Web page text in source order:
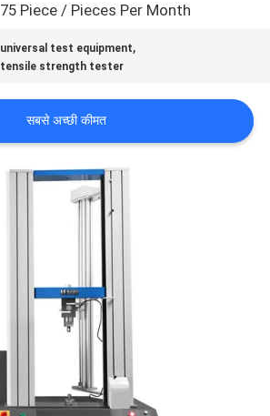
75 Piece / Pieces Per Month
universal test equipment,
tensile strength tester
सबसे अच्छी कीमत